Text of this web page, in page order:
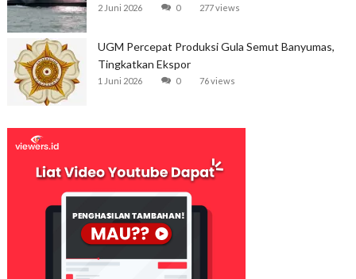
2 Juni 2026 0 277 views
UGM Percepat Produksi Gula Semut Banyumas,
Tingkatkan Ekspor
1 Juni 2026 0 76 views